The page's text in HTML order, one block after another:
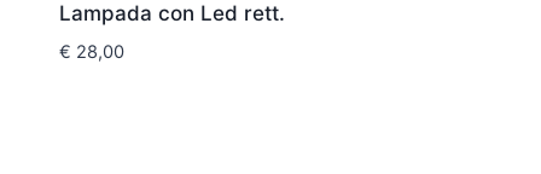
Lampada con Led rett.
€ 28,00